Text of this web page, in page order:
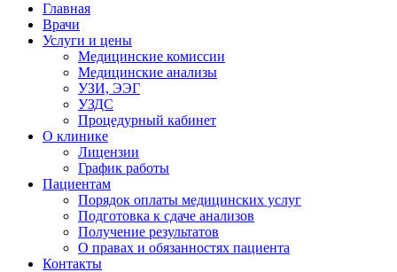
Главная
Врачи
Услуги и цены
Медицинские комиссии
Медицинские анализы
УЗИ, ЭЭГ
УЗДС
Процедурный кабинет
О клинике
Лицензии
График работы
Пациентам
Порядок оплаты медицинских услуг
Подготовка к сдаче анализов
Получение результатов
О правах и обязанностях пациента
Контакты